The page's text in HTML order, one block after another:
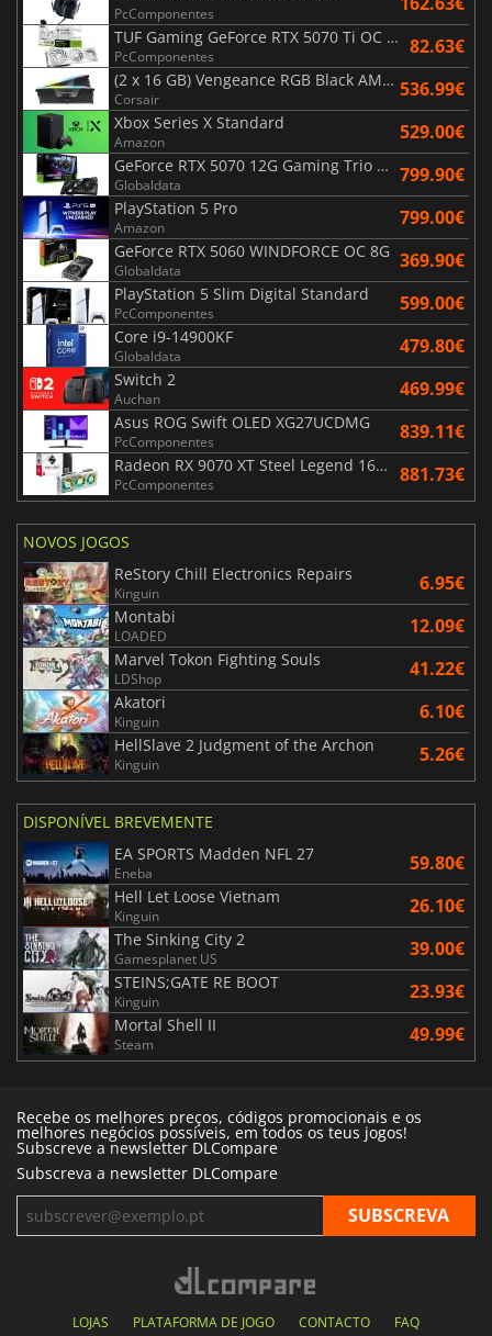
PcComponentes
TUF Gaming GeForce RTX 5070 Ti OC White Edition 16GB
PcComponentes 82.63€
(2 x 16 GB) Vengeance RGB Black AMD Expo 6000 MHz - CAS 30
Corsair 536.99€
Xbox Series X Standard
Amazon 529.00€
GeForce RTX 5070 12G Gaming Trio OC Black
Globaldata 799.90€
PlayStation 5 Pro
Amazon 799.00€
GeForce RTX 5060 WINDFORCE OC 8G
Globaldata 369.90€
PlayStation 5 Slim Digital Standard
PcComponentes 599.00€
Core i9-14900KF
Globaldata 479.80€
Switch 2
Auchan 469.99€
Asus ROG Swift OLED XG27UCDMG
PcComponentes 839.11€
Radeon RX 9070 XT Steel Legend 16GB
PcComponentes 881.73€
NOVOS JOGOS
ReStory Chill Electronics Repairs
Kinguin 6.95€
Montabi
LOADED 12.09€
Marvel Tokon Fighting Souls
LDShop 41.22€
Akatori
Kinguin 6.10€
HellSlave 2 Judgment of the Archon
Kinguin 5.26€
DISPONÍVEL BREVEMENTE
EA SPORTS Madden NFL 27
Eneba 59.80€
Hell Let Loose Vietnam
Kinguin 26.10€
The Sinking City 2
Gamesplanet US 39.00€
STEINS;GATE RE BOOT
Kinguin 23.93€
Mortal Shell II
Steam 49.99€
Recebe os melhores preços, códigos promocionais e os
melhores negócios possíveis, em todos os teus jogos!
Subscreve a newsletter DLCompare
Subscreva a newsletter DLCompare
LOJAS PLATAFORMA DE JOGO CONTACTO FAQ